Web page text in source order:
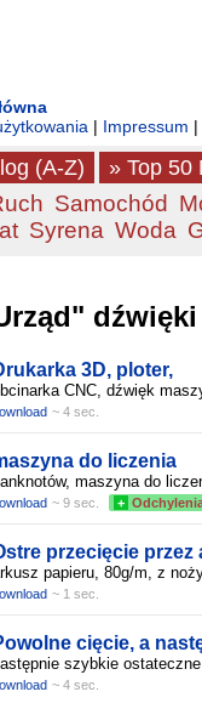
| Impressum |
(A-Z) » Top 50
Samochód
Syrena Woda
3D, ploter,
CNC, dźwięk
~ 4 sec.
do liczenia
maszyna do
~ 9 sec. +
przecięcie przez
papieru, 80g/m, z
~ 1 sec.
cięcie, a
szybkie
~ 4 sec.